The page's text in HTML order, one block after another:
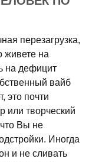
перезагрузка,
живете на
на дефицит
вайб
это почти
или творческий
Вы не
Иногда
и не сливать